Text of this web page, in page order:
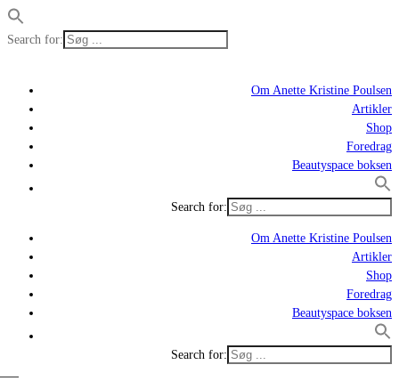
Search for:
Om Anette Kristine Poulsen
Artikler
Shop
Foredrag
Beautyspace boksen
Search for:
Om Anette Kristine Poulsen
Artikler
Shop
Foredrag
Beautyspace boksen
Search for: